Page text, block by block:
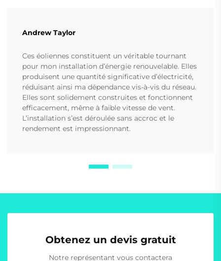
Andrew Taylor
Ces éoliennes constituent un véritable tournant
pour mon installation d’énergie renouvelable. Elles
produisent une quantité significative d’électricité,
réduisant ainsi ma dépendance vis-à-vis du réseau.
Elles sont solidement construites et fonctionnent
efficacement, même à faible vitesse de vent.
L’installation s’est déroulée sans accroc et le
rendement est impressionnant.
Obtenez un devis gratuit
Notre représentant vous contactera